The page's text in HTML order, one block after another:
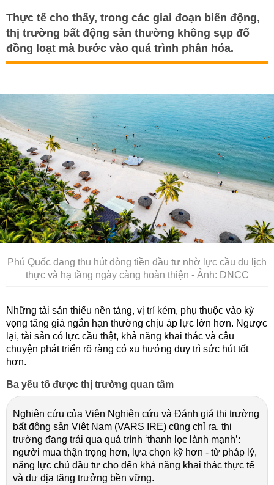
Thực tế cho thấy, trong các giai đoạn biến động,
thị trường bất động sản thường không sụp đổ
đồng loạt mà bước vào quá trình phân hóa.
Phú Quốc đang thu hút dòng tiền đầu tư nhờ lực cầu du lịch
thực và hạ tầng ngày càng hoàn thiện - Ảnh: DNCC
Những tài sản thiếu nền tảng, vị trí kém, phụ thuộc vào kỳ
vọng tăng giá ngắn hạn thường chịu áp lực lớn hơn. Ngược
lại, tài sản có lực cầu thật, khả năng khai thác và câu
chuyện phát triển rõ ràng có xu hướng duy trì sức hút tốt
hơn.
Ba yếu tố được thị trường quan tâm
Nghiên cứu của Viện Nghiên cứu và Đánh giá thị trường
bất động sản Việt Nam (VARS IRE) cũng chỉ ra, thị
trường đang trải qua quá trình ‘thanh lọc lành mạnh’:
người mua thận trọng hơn, lựa chọn kỹ hơn - từ pháp lý,
năng lực chủ đầu tư cho đến khả năng khai thác thực tế
và dư địa tăng trưởng bền vững.